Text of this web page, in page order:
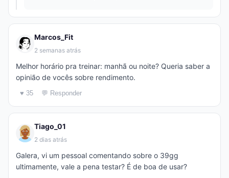
Marcos_Fit
2 semanas atrás
Melhor horário pra treinar: manhã ou noite? Queria saber a
opinião de vocês sobre rendimento.
♥ 35 💬 Responder
Tiago_01
2 dias atrás
Galera, vi um pessoal comentando sobre o 39gg
ultimamente, vale a pena testar? É de boa de usar?